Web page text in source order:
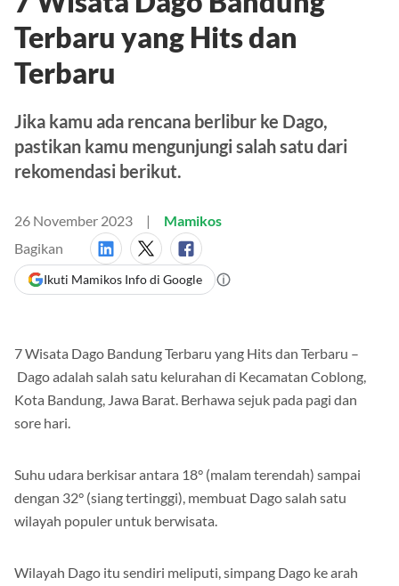
Terbaru yang Hits dan
Terbaru
Jika kamu ada rencana berlibur ke Dago,
pastikan kamu mengunjungi salah satu dari
rekomendasi berikut.
26 November 2023
Mamikos
Bagikan
Ikuti Mamikos Info di Google
7 Wisata Dago Bandung Terbaru yang Hits dan Terbaru –
Dago adalah salah satu kelurahan di Kecamatan Coblong,
Kota Bandung, Jawa Barat. Berhawa sejuk pada pagi dan
sore hari.
Suhu udara berkisar antara 18° (malam terendah) sampai
dengan 32° (siang tertinggi), membuat Dago salah satu
wilayah populer untuk berwisata.
Wilayah Dago itu sendiri meliputi, simpang Dago ke arah